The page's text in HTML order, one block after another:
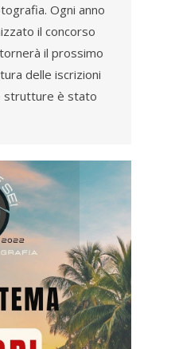
Ogni anno
il concorso
il prossimo
delle iscrizioni
strutture è stato